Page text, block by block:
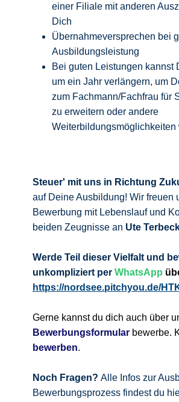
einer Filiale mit anderen
Dich
Übernahmeversprechen bei
Ausbildungsleistung
Bei guten Leistungen kannst
um ein Jahr verlängern, um
zum Fachmann/Fachfrau für
zu erweitern oder andere
Weiterbildungsmöglichkeiten
Steuer' mit uns in Richtung
auf Deine Ausbildung! Wir freuen
Bewerbung mit Lebenslauf und
beiden Zeugnisse an Ute
Werde Teil dieser Vielfalt und
unkompliziert per WhatsApp
https://nordsee.pitchyou.de/
Gerne kannst du dich auch über
Bewerbungsformular bewerbe.
bewerben.
Noch Fragen? Alle Infos zur
Bewerbungsprozess findest du